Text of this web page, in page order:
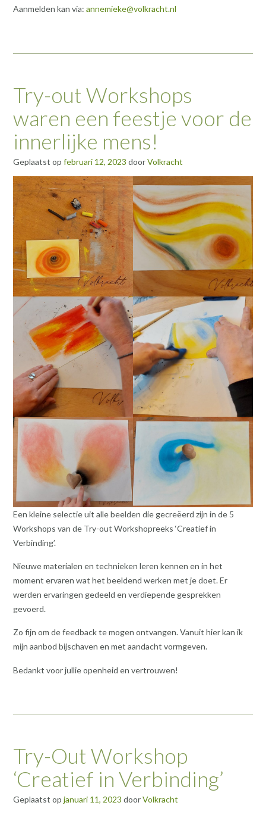
Aanmelden kan via: annemieke@volkracht.nl
Try-out Workshops
waren een feestje voor de
innerlijke mens!
Geplaatst op februari 12, 2023 doorVolkracht
Een kleine selectie uit alle beelden die gecreëerd zijn in de 5
Workshops van de Try-out Workshopreeks ‘Creatief in
Verbinding’.
Nieuwe materialen en technieken leren kennen en in het
moment ervaren wat het beeldend werken met je doet. Er
werden ervaringen gedeeld en verdiepende gesprekken
gevoerd.
Zo fijn om de feedback te mogen ontvangen. Vanuit hier kan ik
mijn aanbod bijschaven en met aandacht vormgeven.
Bedankt voor jullie openheid en vertrouwen!
Try-Out Workshop
‘Creatief in Verbinding’
Geplaatst op januari 11, 2023 doorVolkracht